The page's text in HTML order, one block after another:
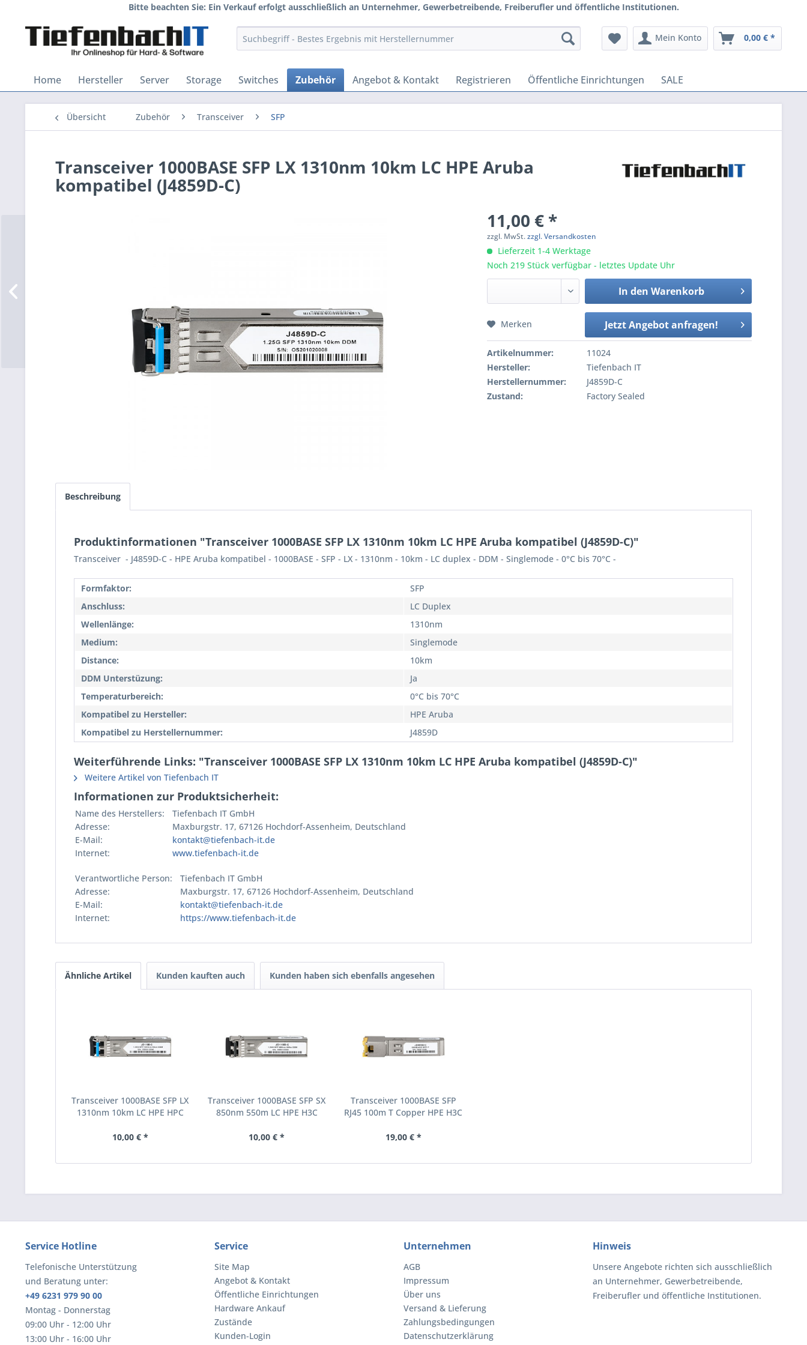
Bitte beachten Sie: Ein Verkauf erfolgt ausschließlich an Unternehmer, Gewerbetreibende, Freiberufler und öffentliche Institutionen.
Mein Konto 0,00 € *
Home Hersteller Server Storage Switches Zubehör Angebot & Kontakt Registrieren Öffentliche Einrichtungen SALE
Übersicht Zubehör Transceiver SFP
Transceiver 1000BASE SFP LX 1310nm 10km LC HPE Aruba
kompatibel (J4859D-C)
11,00 € *
zzgl. MwSt.zzgl. Versandkosten
Lieferzeit 1-4 Werktage
Noch 219 Stück verfügbar - letztes Update Uhr
In den Warenkorb
Jetzt Angebot anfragen!
Merken
Artikelnummer:
11024
Hersteller:
Tiefenbach IT
Herstellernummer:
J4859D-C
Zustand:
Factory Sealed
Beschreibung
Produktinformationen "Transceiver 1000BASE SFP LX 1310nm 10km LC HPE Aruba kompatibel (J4859D-C)"
Transceiver - J4859D-C - HPE Aruba kompatibel - 1000BASE - SFP - LX - 1310nm - 10km - LC duplex - DDM - Singlemode - 0°C bis 70°C -
Formfaktor:
SFP
Anschluss:
LC Duplex
Wellenlänge:
1310nm
Medium:
Singlemode
Distance:
10km
DDM Unterstüzung:
Ja
Temperaturbereich:
0°C bis 70°C
Kompatibel zu Hersteller:
HPE Aruba
Kompatibel zu Herstellernummer:
J4859D
Weiterführende Links: "Transceiver 1000BASE SFP LX 1310nm 10km LC HPE Aruba kompatibel (J4859D-C)"
Weitere Artikel von Tiefenbach IT
Informationen zur Produktsicherheit:
Name des Herstellers:
Tiefenbach IT GmbH
Adresse:
Maxburgstr. 17, 67126 Hochdorf-Assenheim, Deutschland
E-Mail:
kontakt@tiefenbach-it.de
Internet:
www.tiefenbach-it.de
Verantwortliche Person:
Tiefenbach IT GmbH
Adresse:
Maxburgstr. 17, 67126 Hochdorf-Assenheim, Deutschland
E-Mail:
kontakt@tiefenbach-it.de
Internet:
https://www.tiefenbach-it.de
Ähnliche Artikel Kunden kauften auch Kunden haben sich ebenfalls angesehen
Transceiver 1000BASE SFP LX
1310nm 10km LC HPE HPC
10,00 € *
Transceiver 1000BASE SFP SX
850nm 550m LC HPE H3C
10,00 € *
Transceiver 1000BASE SFP
RJ45 100m T Copper HPE H3C
19,00 € *
Service Hotline
Telefonische Unterstützung
und Beratung unter:
+49 6231 979 90 00
Montag - Donnerstag
09:00 Uhr - 12:00 Uhr
13:00 Uhr - 16:00 Uhr
Service
Site Map
Angebot & Kontakt
Öffentliche Einrichtungen
Hardware Ankauf
Zustände
Kunden-Login
Unternehmen
AGB
Impressum
Über uns
Versand & Lieferung
Zahlungsbedingungen
Datenschutzerklärung
Hinweis
Unsere Angebote richten sich ausschließlich
an Unternehmer, Gewerbetreibende,
Freiberufler und öffentliche Institutionen.